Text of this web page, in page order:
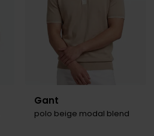
Gant
polo beige modal blend